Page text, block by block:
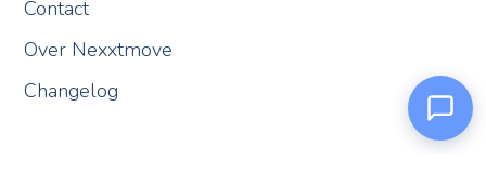
Contact
Over Nexxtmove
Changelog